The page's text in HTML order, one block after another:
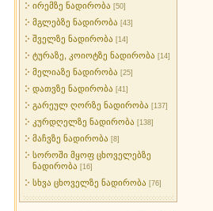
ირემზე ნადირობა [50]
მგლებზე ნადირობა [43]
შველზე ნადირობა [14]
ტურაზე, კოიოტზე ნადირობა [14]
მელიაზე ნადირობა [25]
დათვზე ნადირობა [41]
გარეულ ღორზე ნადირობა [137]
კურდღელზე ნადირობა [138]
მაჩვზე ნადირობა [8]
სოროში მყოფ ცხოველებზე
ნადირობა [16]
სხვა ცხოველზე ნადირობა [76]